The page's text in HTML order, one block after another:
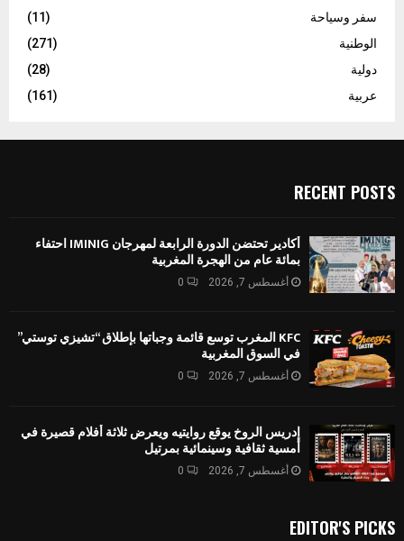
سفر وسياحة
(11)
الوطنية
(271)
دولية
(28)
عربية
(161)
RECENT POSTS
أكادير تحتضن الدورة الرابعة لمهرجان IMINIG احتفاء
بمائة عام من الهجرة المغربية
أغسطس 7, 2026 0
KFC المغرب توسع قائمة وجباتها بإطلاق “تشيزي توستي”
في السوق المغربية
أغسطس 7, 2026 0
إدريس الروخ يوقع روايتيه ويعرض ثلاثة أفلام قصيرة في
أمسية ثقافية وسينمائية بمرتيل
أغسطس 7, 2026 0
EDITOR'S PICKS